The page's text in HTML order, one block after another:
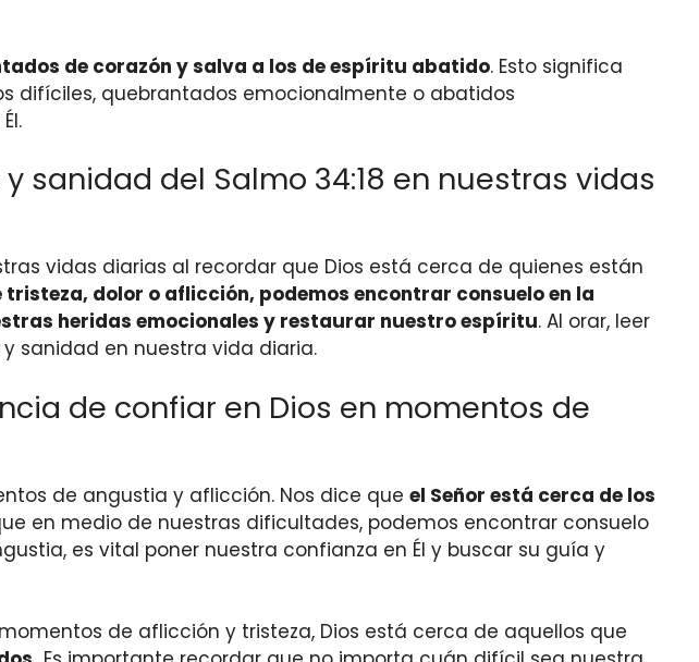
de corazón y salva a los de espíritu abatido. Esto significa
difíciles, quebrantados emocionalmente o abatidos
sanidad del Salmo 34:18 en nuestras vidas
vidas diarias al recordar que Dios está cerca de quienes están
tristeza, dolor o aflicción, podemos encontrar consuelo en la
heridas emocionales y restaurar nuestro espíritu. Al orar, leer
sanidad en nuestra vida diaria.
de confiar en Dios en momentos de
de angustia y aflicción. Nos dice que el Señor está cerca de los
en medio de nuestras dificultades, podemos encontrar consuelo
es vital poner nuestra confianza en Él y buscar su guía y
de aflicción y tristeza, Dios está cerca de aquellos que